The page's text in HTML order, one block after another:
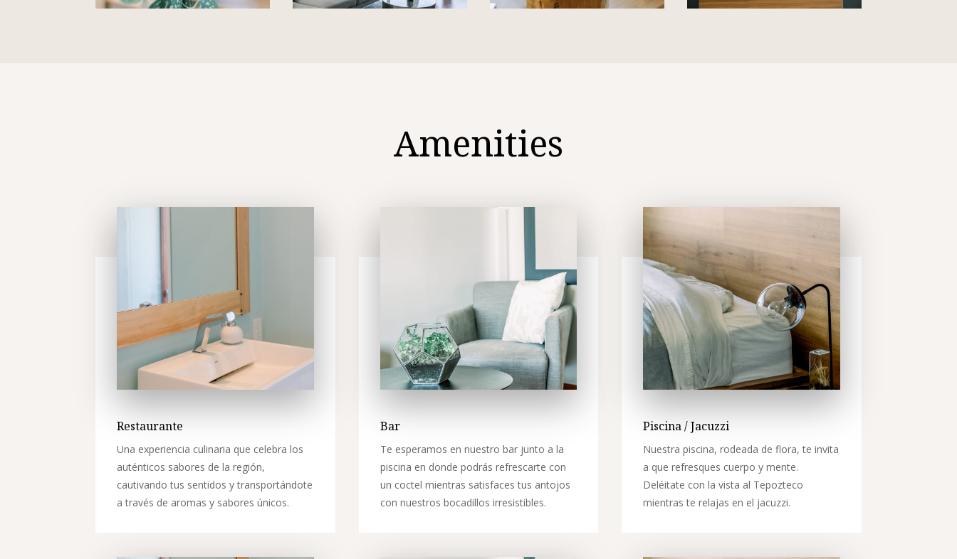
Amenities
Restaurante
Una experiencia culinaria que celebra los
auténticos sabores de la región,
cautivando tus sentidos y transportándote
a través de aromas y sabores únicos.
Bar
Te esperamos en nuestro bar junto a la
piscina en donde podrás refrescarte con
un coctel mientras satisfaces tus antojos
con nuestros bocadillos irresistibles.
Piscina / Jacuzzi
Nuestra piscina, rodeada de flora, te invita
a que refresques cuerpo y mente.
Deléitate con la vista al Tepozteco
mientras te relajas en el jacuzzi.